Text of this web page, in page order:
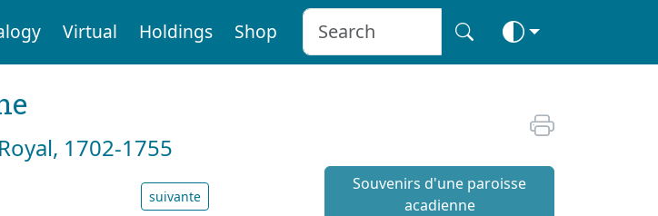
Virtual Holdings Shop
1702-1755
suivante
Souvenirs d'une paroisse
acadienne